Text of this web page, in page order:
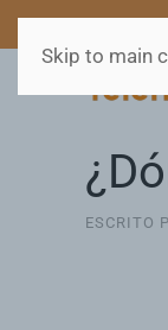
Skip to main
ESCRITO